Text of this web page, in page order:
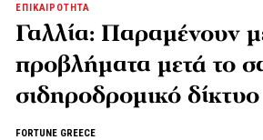
ΕΠΙΚΑΙΡΟΤΗΤΑ
Γαλλία: Παραμένουν
προβλήματα μετά το
σιδηροδρομικό δίκτυο
FORTUNE GREECE